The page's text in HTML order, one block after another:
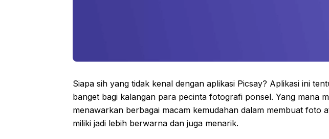
Siapa sih yang tidak kenal dengan aplikasi Picsay? Aplikasi ini
banget bagi kalangan para pecinta fotografi ponsel. Yang mana
menawarkan berbagai macam kemudahan dalam membuat foto
miliki jadi lebih berwarna dan juga menarik.